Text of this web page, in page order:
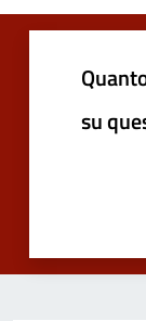
su